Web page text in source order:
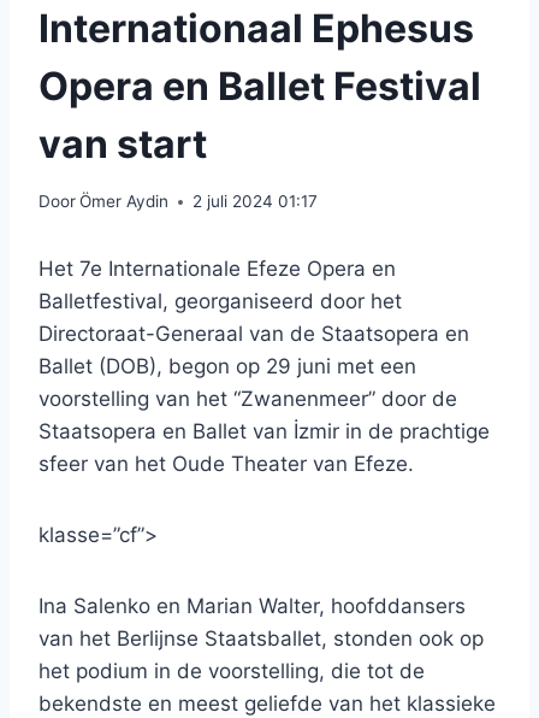
Internationaal Ephesus
Opera en Ballet Festival
van start
DoorÖmer Aydin 2 juli 2024 01:17
Het 7e Internationale Efeze Opera en
Balletfestival, georganiseerd door het
Directoraat-Generaal van de Staatsopera en
Ballet (DOB), begon op 29 juni met een
voorstelling van het “Zwanenmeer” door de
Staatsopera en Ballet van İzmir in de prachtige
sfeer van het Oude Theater van Efeze.
klasse=”cf”>
Ina Salenko en Marian Walter, hoofddansers
van het Berlijnse Staatsballet, stonden ook op
het podium in de voorstelling, die tot de
bekendste en meest geliefde van het klassieke